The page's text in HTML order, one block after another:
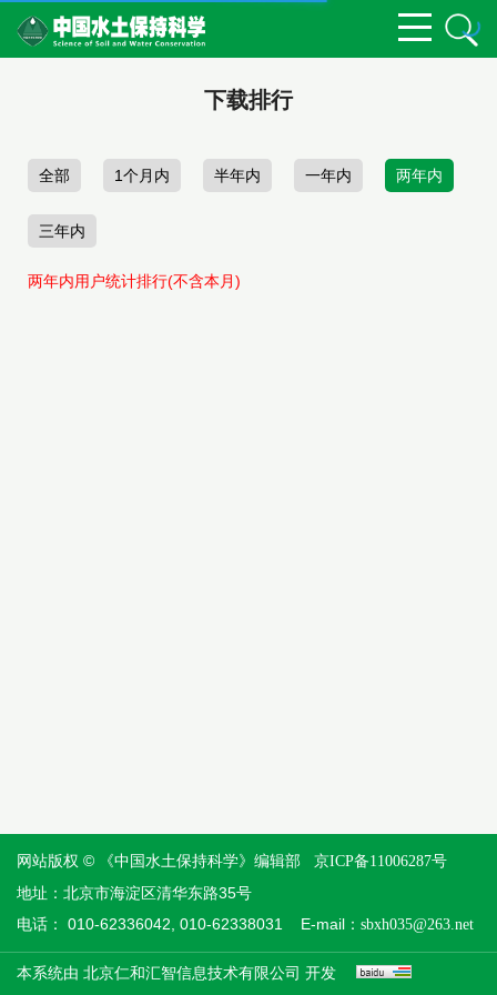
下载排行
全部 1个月内 半年内 一年内 两年内
三年内
两年内用户统计排行(不含本月)
网站版权 © 《中国水土保持科学》编辑部 京ICP备11006287号
地址：北京市海淀区清华东路35号
电话： 010-62336042, 010-62338031 E-mail： sbxh035@263.net
本系统由 北京仁和汇智信息技术有限公司 开发